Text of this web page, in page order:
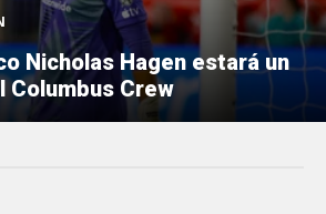
Nicholas Hagen estará un
Columbus Crew